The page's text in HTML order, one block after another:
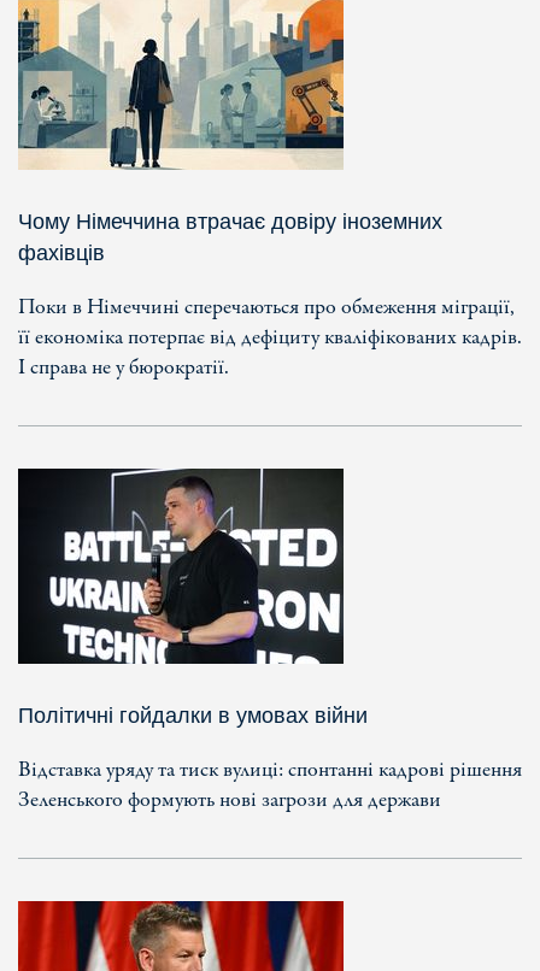
Чому Німеччина втрачає довіру іноземних
фахівців
Поки в Німеччині сперечаються про обмеження міграції,
її економіка потерпає від дефіциту кваліфікованих кадрів.
І справа не у бюрократії.
Політичні гойдалки в умовах війни
Відставка уряду та тиск вулиці: спонтанні кадрові рішення
Зеленського формують нові загрози для держави